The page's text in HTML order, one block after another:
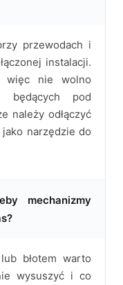
przewodach i
instalacji.
więc nie wolno
będących pod
należy odłączyć
narzędzie do
mechanizmy
błotem warto
wysuszyć i co